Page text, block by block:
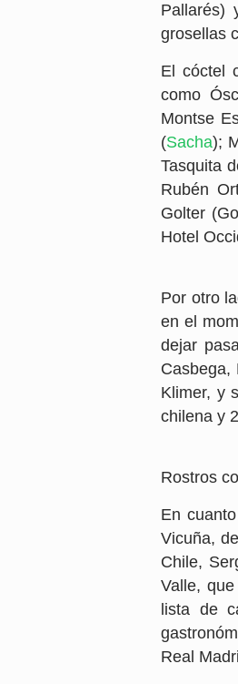
Pallarés)
grosellas
El cóctel
como
Montse
(Sacha);
Tasquita
Rubén
Golter
Hotel
Por otro
en el
dejar
Casbega,
Klimer, y
chilena y
Rostros
En
Vicuña,
Chile,
Valle,
lista de
Real